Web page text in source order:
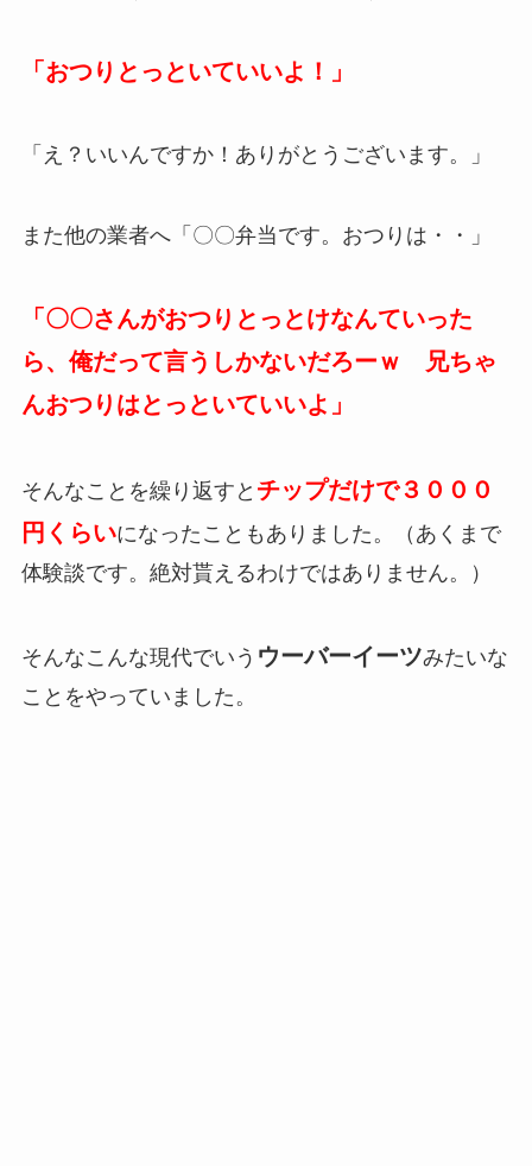
「おつりとっといていいよ！」
「え？いいんですか！ありがとうございます。」
また他の業者へ「〇〇弁当です。おつりは・・」
「〇〇さんがおつりとっとけなんていった
ら、俺だって言うしかないだろーｗ 兄ちゃ
んおつりはとっといていいよ」
そんなことを繰り返すと チップだけで３０００
円くらいになったこともありました。（あくまで
体験談です。絶対貰えるわけではありません。）
そんなこんな現代でいう ウーバーイーツみたいな
ことをやっていました。